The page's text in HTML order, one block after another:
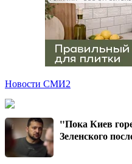
Новости СМИ2
"Пока Киев
Зеленского